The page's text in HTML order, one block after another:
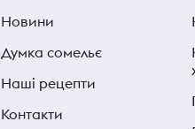
Новини
Думка сомельє
Наші рецепти
Контакти